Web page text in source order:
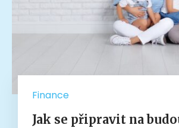
Finance
Jak se připravit na